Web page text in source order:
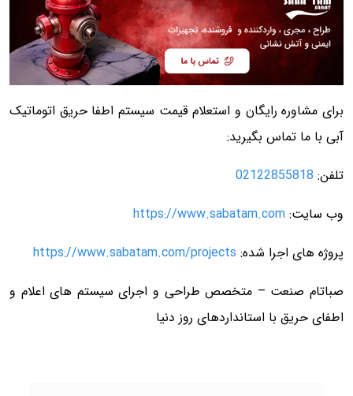
برای مشاوره رایگان و استعلام قیمت سیستم اطفا حریق اتوماتیک
آبی با ما تماس بگیرید:
تلفن: 02122855818
وب سایت: https://www.sabatam.com
پروژه های اجرا شده: https://www.sabatam.com/projects
صباتام صنعت – متخصص طراحی و اجرای سیستم های اعلام و
اطفای حریق با استانداردهای روز دنیا